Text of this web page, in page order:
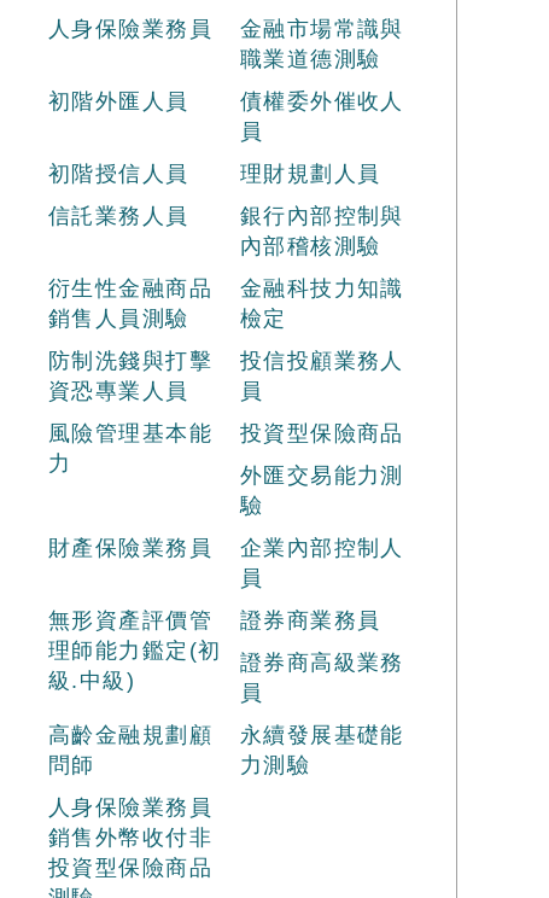
人身保險業務員
金融市場常識與
職業道德測驗
初階外匯人員
債權委外催收人
員
初階授信人員
理財規劃人員
信託業務人員
銀行內部控制與
內部稽核測驗
衍生性金融商品
銷售人員測驗
金融科技力知識
檢定
防制洗錢與打擊
資恐專業人員
投信投顧業務人
員
風險管理基本能
力
投資型保險商品
外匯交易能力測
驗
財產保險業務員
企業內部控制人
員
無形資產評價管
理師能力鑑定(初
級.中級)
證券商業務員
證券商高級業務
員
高齡金融規劃顧
問師
永續發展基礎能
力測驗
人身保險業務員
銷售外幣收付非
投資型保險商品